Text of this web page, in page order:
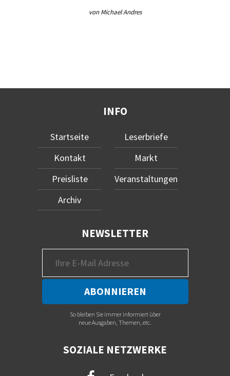
von Michael Andres
INFO
Startseite
Kontakt
Preisliste
Archiv
Leserbriefe
Markt
Veranstaltungen
NEWSLETTER
So bleiben Sie immer informiert über
neue Ausgaben, Themen, etc.
SOZIALE NETZWERKE